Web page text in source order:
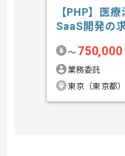
【PHP】医
SaaS開発の
〜 750,000
業務委託
東京（東京都）